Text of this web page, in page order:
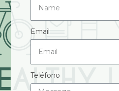
Email
Teléfono